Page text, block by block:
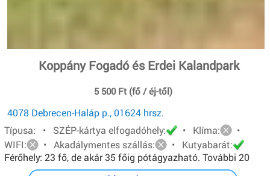
Koppány Fogadó és Erdei Kalandpark
5 500 Ft (fő / éj-től)
4078 Debrecen-Haláp p., 01624 hrsz.
Típusa: • SZÉP-kártya elfogadóhely:
• Klíma:
•
WIFI:
• Akadálymentes szállás:
• Kutyabarát:
Férőhely: 23 fő, de akár 35 főig pótágyazható. További 20
főt pedig sátorban tudunk elhelyezni.